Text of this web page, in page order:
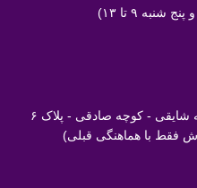
: خ اجاره دار - کوچه شایقی - کوچه صادقی - پلاک ۶